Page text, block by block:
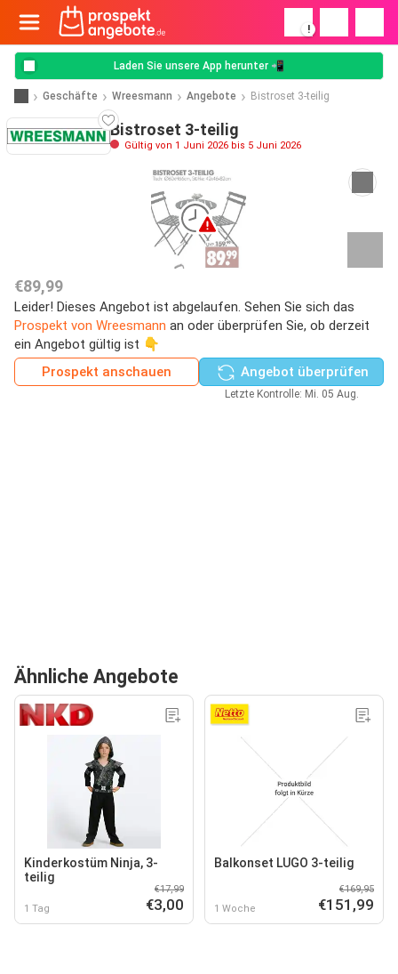
!
Laden Sie unsere App herunter 📲
Geschäfte Wreesmann Angebote Bistroset 3-teilig
Bistroset 3-teilig
Gültig von 1 Juni 2026 bis 5 Juni 2026
€89,99
Leider! Dieses Angebot ist abgelaufen. Sehen Sie sich das
Prospekt von Wreesmann an oder überprüfen Sie, ob derzeit
ein Angebot gültig ist 👇
Prospekt anschauen
Angebot überprüfen
Letzte Kontrolle: Mi. 05 Aug.
Ähnliche Angebote
Kinderkostüm Ninja, 3-
teilig
1 Tag
€17,99
€3,00
Balkonset LUGO 3-teilig
1 Woche
€169,95
€151,99